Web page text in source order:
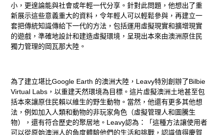
小，更遑論能與社會或年輕一代分享。針對此問題，他想出了重
新展示這些意義重大的資料，令年輕人可以輕鬆參與，再建立一
套把傳統知識傳給下一代的方法，包括運用虛擬現實和擴增現實
的遊戲，準確地設計和建造虛擬環境，呈現出本來由澳洲原住民
獨力管理的岡瓦那大陸。
為了建立堪比Google Earth 的澳洲大陸，Leavy特別創辦了Bilbie
Virtual Labs，以重建天然環境為目標。這片虛擬澳洲土地甚至包
括本來讓原住民賴以維生的野生動物。當然，他還有更多其他想
法，例如加入人類和動物的非玩家角色（虛擬管理人和圖騰生
物），還有符合歷史的聚居地。Leavy認為：「這種方法讓使用者
可以從原始澳洲人的角度體驗他們的生活和挑戰，認識值得慶賀